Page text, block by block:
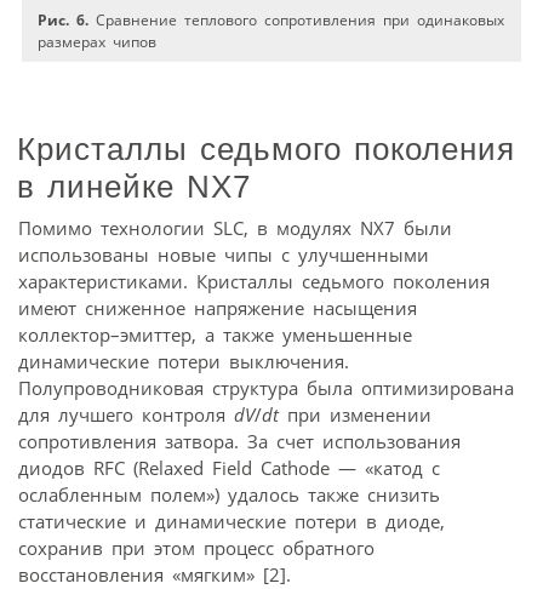
Рис. 6. Сравнение теплового сопротивления при одинаковых
размерах чипов
Кристаллы седьмого поколения
в линейке NX7
Помимо технологии SLC, в модулях NX7 были
использованы новые чипы с улучшенными
характеристиками. Кристаллы седьмого поколения
имеют сниженное напряжение насыщения
коллектор–эмиттер, а также уменьшенные
динамические потери выключения.
Полупроводниковая структура была оптимизирована
для лучшего контроля dV/dtпри изменении
сопротивления затвора. За счет использования
диодов RFC (Relaxed Field Cathode — «катод с
ослабленным полем») удалось также снизить
статические и динамические потери в диоде,
сохранив при этом процесс обратного
восстановления «мягким» [2].